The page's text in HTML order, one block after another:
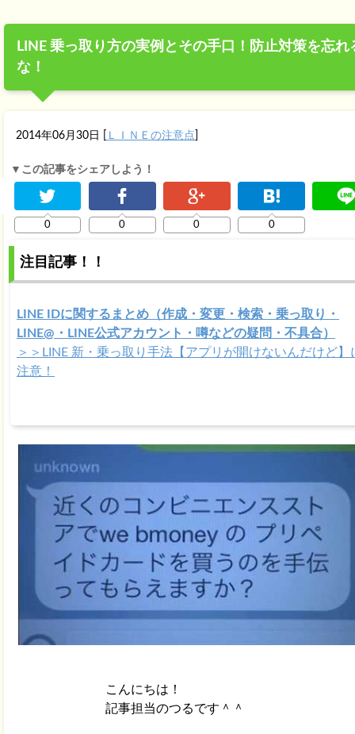
LINE 乗っ取り方の実例とその手口！防止対策を忘れ
な！
2014年06月30日 ＬＩＮＥの注意点
▼この記事をシェアしよう！
0 0 0 0
注目記事！！
LINE IDに関するまとめ（作成・変更・検索・乗っ取り・
LINE@・LINE公式アカウント・噂などの疑問・不具合）
＞＞LINE 新・乗っ取り手法【アプリが開けないんだけど】
注意！
こんにちは！
記事担当のつるです＾＾